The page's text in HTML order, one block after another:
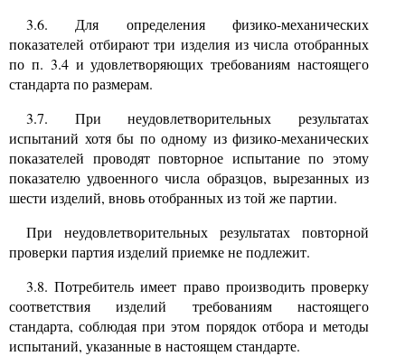
3.6. Для определения физико-механических
показателей отбирают три изделия из числа отобранных
по п. 3.4и удовлетворяющих требованиям настоящего
стандарта по размерам.
3.7. При неудовлетворительных результатах
испытаний хотя бы по одному из физико-механических
показателей проводят повторное испытание по этому
показателю удвоенного числа образцов, вырезанных из
шести изделий, вновь отобранных из той же партии.
При неудовлетворительных результатах повторной
проверки партия изделий приемке не подлежит.
3.8. Потребитель имеет право производить проверку
соответствия изделий требованиям настоящего
стандарта, соблюдая при этом порядок отбора и методы
испытаний, указанные в настоящем стандарте.